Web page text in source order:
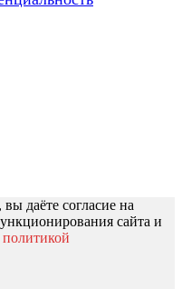
даёте согласие на
сайта и
политикой